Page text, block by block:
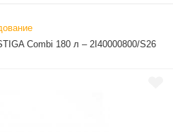
Combi 180 л – 2I40000800/S26